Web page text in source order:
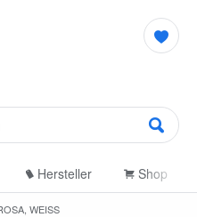
Hersteller Shop
WEISS